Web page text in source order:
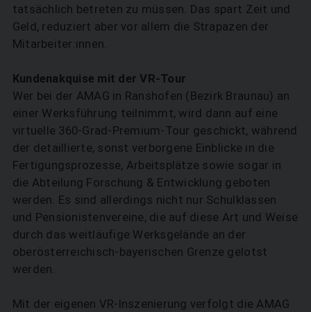
tatsächlich betreten zu müssen. Das spart Zeit und
Geld, reduziert aber vor allem die Strapazen der
Mitarbeiter:innen.
Kundenakquise mit der VR-Tour
Wer bei der AMAG in Ranshofen (Bezirk Braunau) an
einer Werksführung teilnimmt, wird dann auf eine
virtuelle 360-Grad-Premium-Tour geschickt, während
der detaillierte, sonst verborgene Einblicke in die
Fertigungsprozesse, Arbeitsplätze sowie sogar in
die Abteilung Forschung & Entwicklung geboten
werden. Es sind allerdings nicht nur Schulklassen
und Pensionistenvereine, die auf diese Art und Weise
durch das weitläufige Werksgelände an der
oberösterreichisch-­bayerischen Grenze gelotst
werden.
Mit der eigenen VR-Inszenierung verfolgt die AMAG